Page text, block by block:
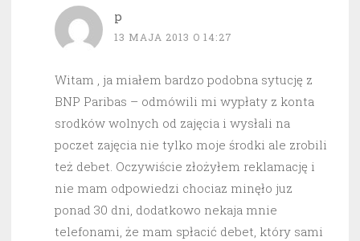
p
13 MAJA 2013 O 14:27
Witam , ja miałem bardzo podobna sytucję z
BNP Paribas – odmówili mi wypłaty z konta
srodków wolnych od zajęcia i wysłali na
poczet zajęcia nie tylko moje środki ale zrobili
też debet. Oczywiście złożyłem reklamację i
nie mam odpowiedzi chociaz minęło juz
ponad 30 dni, dodatkowo nekaja mnie
telefonami, że mam spłacić debet, który sami